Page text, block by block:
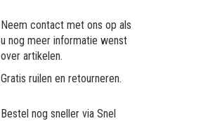
Neem contact met ons op als
u nog meer informatie wenst
over artikelen.
Gratis ruilen en retourneren.
Bestel nog sneller via Snel